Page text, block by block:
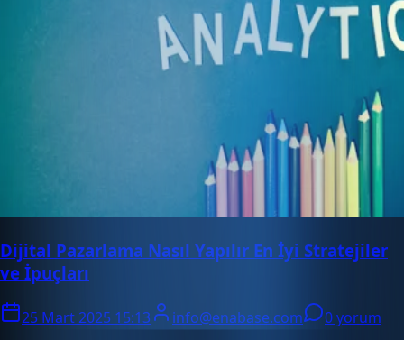
Dijital Pazarlama Nasıl Yapılır En İyi Stratejiler
ve İpuçları
25 Mart 2025 15:13 info@enabase.com
0 yorum